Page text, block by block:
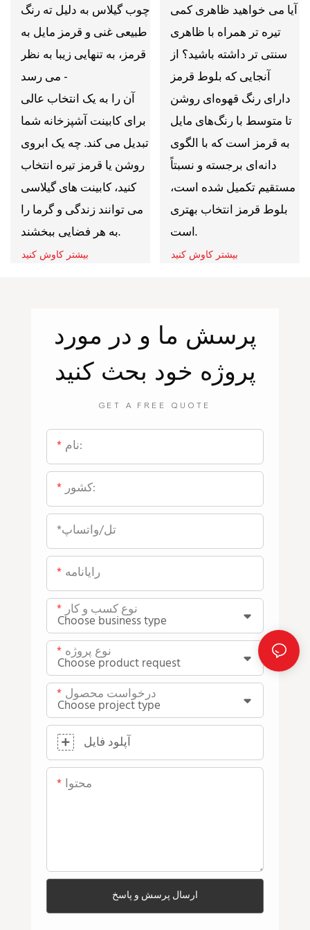
چوب گیلاس به دلیل ته رنگ
طبیعی غنی و قرمز مایل به
قرمز، به تنهایی زیبا به نظر
می رسد -
آن را به یک انتخاب عالی
برای کابینت آشپزخانه شما
تبدیل می کند. چه یک ابروی
روشن یا قرمز تیره انتخاب
کنید، کابینت های گیلاسی
می توانند زندگی و گرما را
به هر فضایی ببخشند.
بیشتر کاوش کنید
آیا می خواهید ظاهری کمی
تیره تر همراه با ظاهری
سنتی تر داشته باشید؟ از
آنجایی که بلوط قرمز
دارای رنگ قهوه‌ای روشن
تا متوسط ​​با رنگ‌های مایل
به قرمز است که با الگوی
دانه‌ای برجسته و نسبتاً
مستقیم تکمیل شده است،
بلوط قرمز انتخاب بهتری
است.
بیشتر کاوش کنید
پرسش ما و در مورد
پروژه خود بحث کنید
GET A FREE QUOTE
نام:
کشور:
*تل/واتساپ
رایانامه
نوع کسب و کار
نوع پروژه
درخواست محصول
آپلود فایل
محتوا
ارسال پرسش و پاسخ